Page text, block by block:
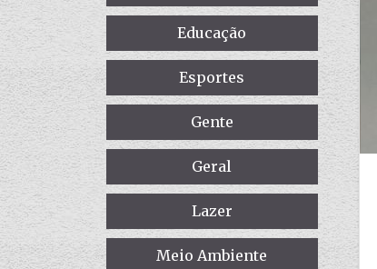
Educação
Esportes
Gente
Geral
Lazer
Meio Ambiente